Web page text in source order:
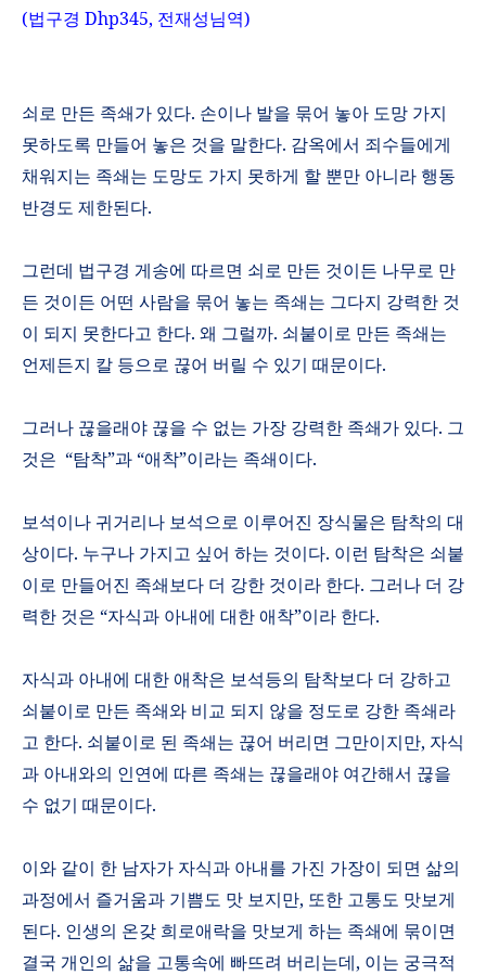
(법구경 Dhp345, 전재성님역)
쇠로 만든 족쇄가 있다. 손이나 발을 묶어 놓아 도망 가지
못하도록 만들어 놓은 것을 말한다. 감옥에서 죄수들에게
채워지는 족쇄는 도망도 가지 못하게 할 뿐만 아니라 행동
반경도 제한된다.
그런데 법구경 게송에 따르면 쇠로 만든 것이든 나무로 만
든 것이든 어떤 사람을 묶어 놓는 족쇄는 그다지 강력한 것
이 되지 못한다고 한다. 왜 그럴까. 쇠붙이로 만든 족쇄는
언제든지 칼 등으로 끊어 버릴 수 있기 때문이다.
그러나 끊을래야 끊을 수 없는 가장 강력한 족쇄가 있다. 그
것은 “탐착”과 “애착”이라는 족쇄이다.
보석이나 귀거리나 보석으로 이루어진 장식물은 탐착의 대
상이다. 누구나 가지고 싶어 하는 것이다. 이런 탐착은 쇠붙
이로 만들어진 족쇄보다 더 강한 것이라 한다. 그러나 더 강
력한 것은 “자식과 아내에 대한 애착”이라 한다.
자식과 아내에 대한 애착은 보석등의 탐착보다 더 강하고
쇠붙이로 만든 족쇄와 비교 되지 않을 정도로 강한 족쇄라
고 한다. 쇠붙이로 된 족쇄는 끊어 버리면 그만이지만, 자식
과 아내와의 인연에 따른 족쇄는 끊을래야 여간해서 끊을
수 없기 때문이다.
이와 같이 한 남자가 자식과 아내를 가진 가장이 되면 삶의
과정에서 즐거움과 기쁨도 맛 보지만, 또한 고통도 맛보게
된다. 인생의 온갖 희로애락을 맛보게 하는 족쇄에 묶이면
결국 개인의 삶을 고통속에 빠뜨려 버리는데, 이는 궁극적